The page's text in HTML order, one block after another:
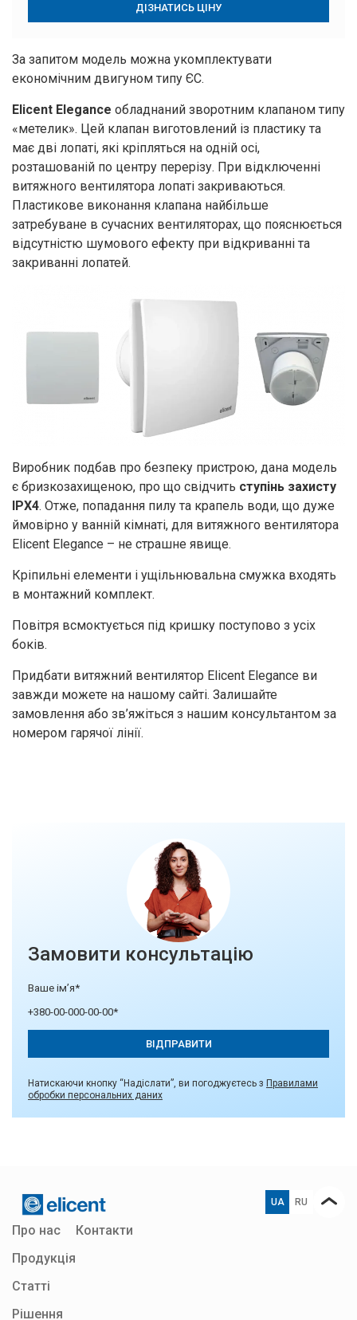
ДІЗНАТИСЬ ЦІНУ
За запитом модель можна укомплектувати
економічним двигуном типу ЄС.
Elicent Elegance обладнаний зворотним клапаном типу
«метелик». Цей клапан виготовлений із пластику та
має дві лопаті, які кріпляться на одній осі,
розташованій по центру перерізу. При відключенні
витяжного вентилятора лопаті закриваються.
Пластикове виконання клапана найбільше
затребуване в сучасних вентиляторах, що пояснюється
відсутністю шумового ефекту при відкриванні та
закриванні лопатей.
Виробник подбав про безпеку пристрою, дана модель
є бризкозахищеною, про що свідчить ступінь захисту
IPX4. Отже, попадання пилу та крапель води, що дуже
ймовірно у ванній кімнаті, для витяжного вентилятора
Elicent Elegance – не страшне явище.
Кріпильні елементи і ущільнювальна смужка входять
в монтажний комплект.
Повітря всмоктується під кришку поступово з усіх
боків.
Придбати витяжний вентилятор Elicent Elegance ви
завжди можете на нашому сайті. Залишайте
замовлення або зв’яжіться з нашим консультантом за
номером гарячої лінії.
Замовити консультацію
Натискаючи кнопку “Надіслати”, ви погоджуєтесь з Правилами
обробки персональних даних
Про нас
Продукція
Статті
Рішення
Контакти
UA RU